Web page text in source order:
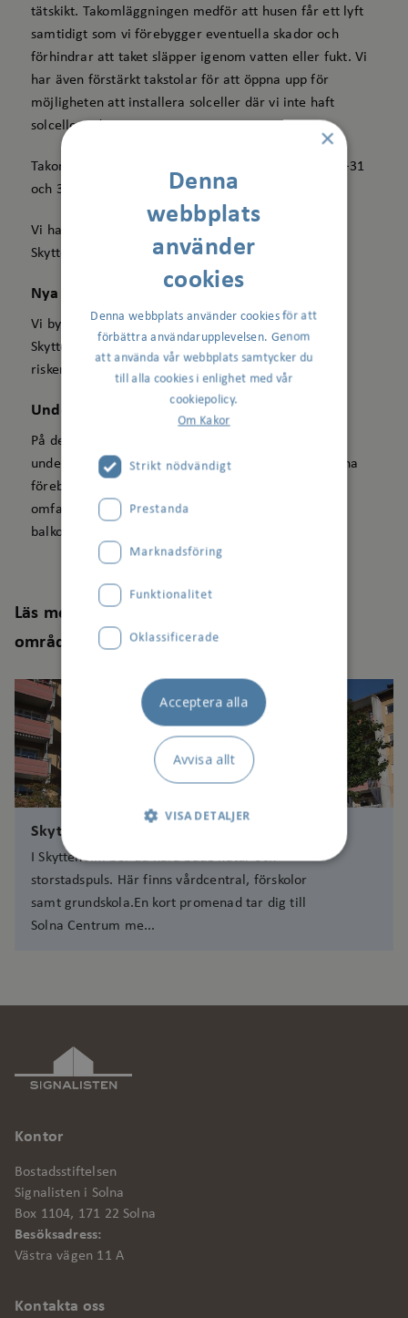
tätskikt. Takomläggningen medför att husen får ett lyft
samtidigt som vi förebygger eventuella skador och
förhindrar att taket släpper igenom vatten eller fukt. Vi
har även förstärkt takstolar för att öppna upp för
möjligheten att installera solceller där vi inte haft
solceller tidigare.
Takomläggningen utfördes på Skytteholmsvägen 19–31
och 39B.
Vi har även utfört plåtarbeten på taken på
Skytteholmsvägen 13–35 och 39B.
Nya fogar i fasaden
Vi bytte ut befintliga fasadfogar mot nya på
Skytteholmsvägen 13–35. Med nya fogar minimeras
risken för drag och fuktinsläpp i husen.
Underhåll av balkonger
På de balkonger där behov finns har vi även utfört
underhållsarbete. Genom att ta hand om balkongerna
förebygger vi risken att eventuella skador blir mer
omfattande och förlänger samtidigt livslängden på
balkongerna.
Läs mer om området på Skytteholms
områdessida
Skytteholm
I Skytteholm bor du nära både natur och
storstadspuls. Här finns vårdcentral, förskolor
samt grundskola.En kort promenad tar dig till
Solna Centrum me...
Kontor
Bostadsstiftelsen
Signalisten i Solna
Box 1104, 171 22 Solna
Besöksadress:
Västra vägen 11 A
Kontakta oss
×
Denna
webbplats
använder
cookies
Denna webbplats använder cookies för att
förbättra användarupplevelsen. Genom
att använda vår webbplats samtycker du
till alla cookies i enlighet med vår
cookiepolicy.
Om Kakor
Strikt nödvändigt
Prestanda
Marknadsföring
Funktionalitet
Oklassificerade
Acceptera alla
Avvisa allt
VISA DETALJER
Strikt nödvändigt
Strikt nödvändiga kakor tillåter
Namn